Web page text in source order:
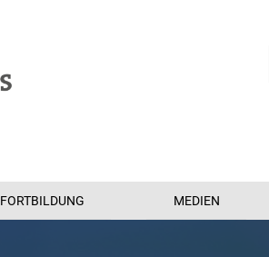
FORTBILDUNG MEDIEN